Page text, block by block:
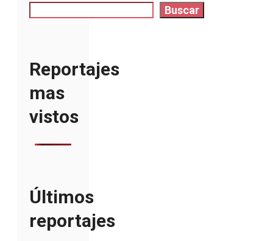
Buscar
Reportajes
mas
vistos
Últimos
reportajes